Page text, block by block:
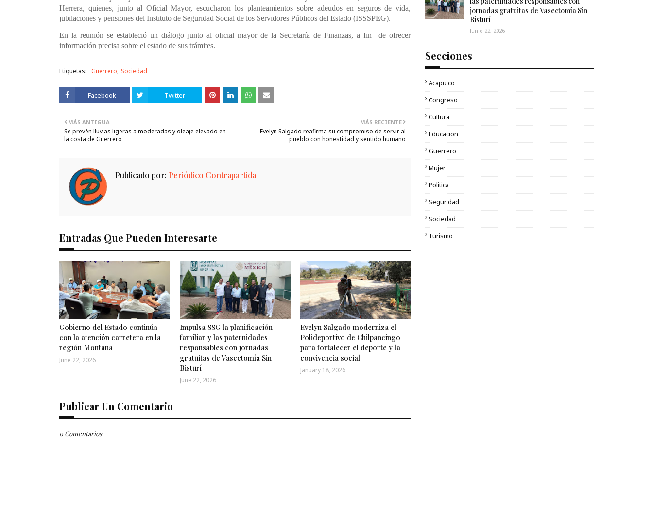
Herrera, quienes, junto al Oficial Mayor, escucharon los planteamientos sobre adeudos en seguros de vida,
jubilaciones y pensiones del Instituto de Seguridad Social de los Servidores Públicos del Estado (ISSSPEG).
En la reunión se estableció un diálogo junto al oficial mayor de la Secretaría de Finanzas, a fin de ofrecer
información precisa sobre el estado de sus trámites.
Etiquetas: Guerrero Sociedad
Facebook Twitter
MÁS RECIENTE
Evelyn Salgado reafirma su compromiso de servir al
pueblo con honestidad y sentido humano
MÁS ANTIGUA
Se prevén lluvias ligeras a moderadas y oleaje elevado en
la costa de Guerrero
Publicado por: Periódico Contrapartida
Entradas Que Pueden Interesarte
Gobierno del Estado continúa
con la atención carretera en la
región Montaña
June 22, 2026
Impulsa SSG la planificación
familiar y las paternidades
responsables con jornadas
gratuitas de Vasectomía Sin
Bisturí
June 22, 2026
Evelyn Salgado moderniza el
Polideportivo de Chilpancingo
para fortalecer el deporte y la
convivencia social
January 18, 2026
Publicar Un Comentario
0 Comentarios
jornadas gratuitas de Vasectomía Sin
Bisturí
Junio 22, 2026
Secciones
Acapulco
Congreso
Cultura
Educacion
Guerrero
Mujer
Politica
Seguridad
Sociedad
Turismo